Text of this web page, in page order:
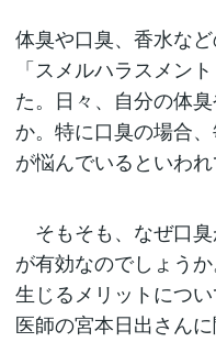
体臭や口臭、香水な
「スメルハラスメン
た。日々、自分の体
か。特に口臭の場合
が悩んでいるといわれ
そもそも、なぜ口
が有効なのでしょう
生じるメリットにつ
医師の宮本日出さんに